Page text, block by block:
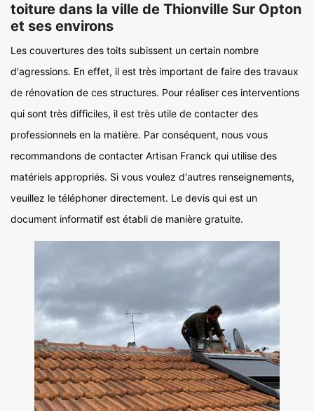
toiture dans la ville de Thionville Sur Opton
et ses environs
Les couvertures des toits subissent un certain nombre
d'agressions. En effet, il est très important de faire des travaux
de rénovation de ces structures. Pour réaliser ces interventions
qui sont très difficiles, il est très utile de contacter des
professionnels en la matière. Par conséquent, nous vous
recommandons de contacter Artisan Franck qui utilise des
matériels appropriés. Si vous voulez d'autres renseignements,
veuillez le téléphoner directement. Le devis qui est un
document informatif est établi de manière gratuite.